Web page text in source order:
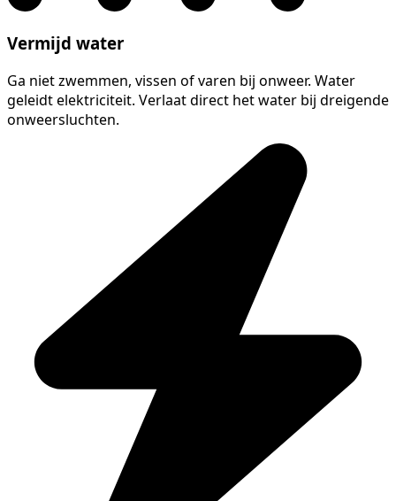
Vermijd water
Ga niet zwemmen, vissen of varen bij onweer. Water
geleidt elektriciteit. Verlaat direct het water bij dreigende
onweersluchten.